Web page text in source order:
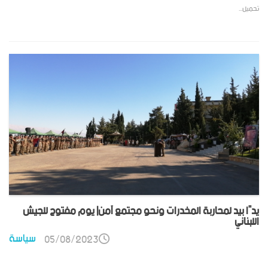
تحميل...
يدًا بيد لمحاربة المخدرات ونحو مجتمع آمن| يوم مفتوح للجيش
اللبناني
سياسة 05/08/2023